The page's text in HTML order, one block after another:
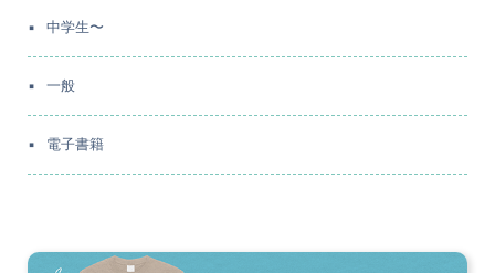
中学生〜
一般
電子書籍